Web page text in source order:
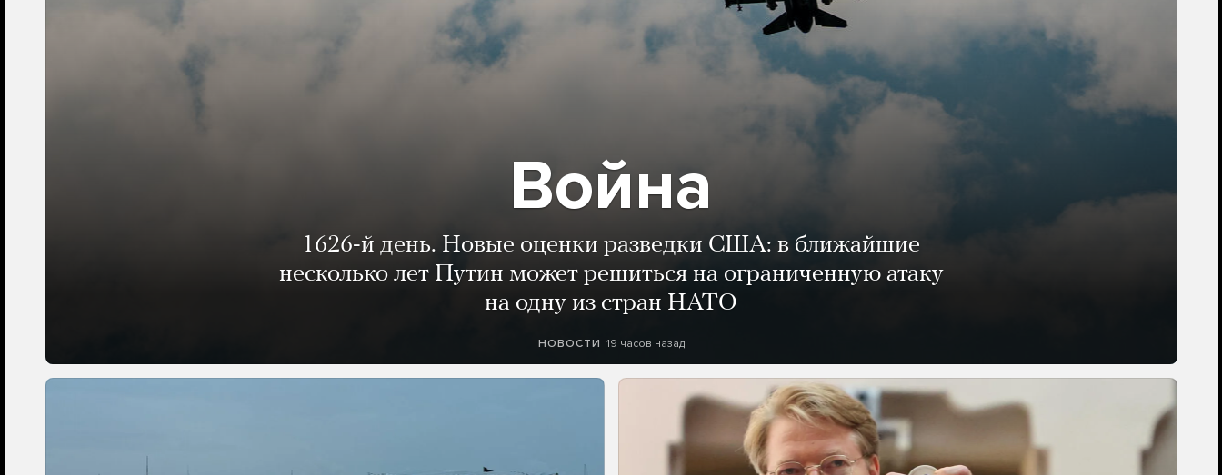
Война
1626-й день. Новые оценки разведки США: в ближайшие
несколько лет Путин может решиться на ограниченную атаку
на одну из стран НАТО
НОВОСТИ 19 часов назад